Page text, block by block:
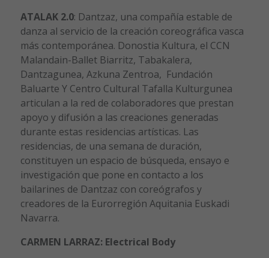
ATALAK 2.0: Dantzaz, una compañía estable de
danza al servicio de la creación coreográfica vasca
más contemporánea. Donostia Kultura, el CCN
Malandain-Ballet Biarritz, Tabakalera,
Dantzagunea, Azkuna Zentroa, Fundación
Baluarte Y Centro Cultural Tafalla Kulturgunea
articulan a la red de colaboradores que prestan
apoyo y difusión a las creaciones generadas
durante estas residencias artísticas. Las
residencias, de una semana de duración,
constituyen un espacio de búsqueda, ensayo e
investigación que pone en contacto a los
bailarines de Dantzaz con coreógrafos y
creadores de la Eurorregión Aquitania Euskadi
Navarra.
CARMEN LARRAZ: Electrical Body